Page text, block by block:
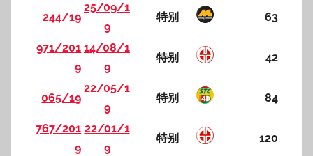
244/19
25/09/1
9
特别 63
971/201
9
14/08/1
9
特别 42
065/19
22/05/1
9
特别 84
767/201
9
22/01/1
9
特别 120